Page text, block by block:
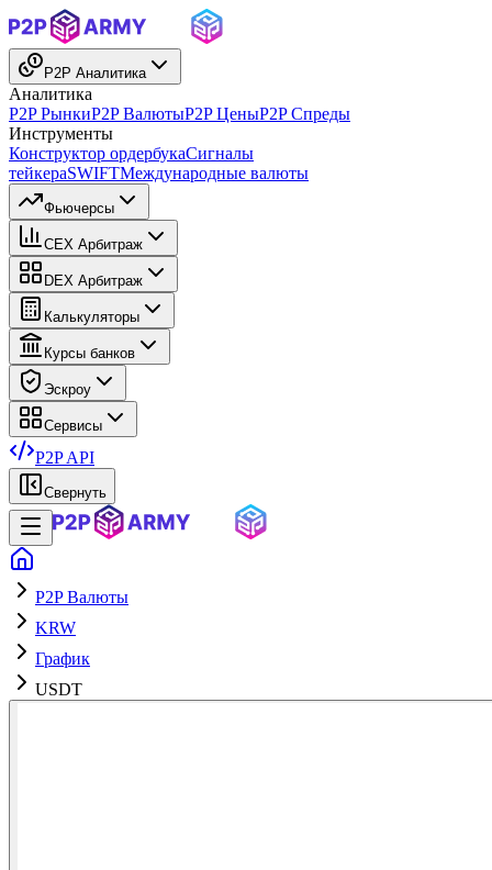
P2P Аналитика
Аналитика
P2P РынкиP2P ВалютыP2P ЦеныP2P Спреды
Инструменты
Конструктор ордербукаСигналы
тейкераSWIFTМеждународные валюты
Фьючерсы
CEX Арбитраж
DEX Арбитраж
Калькуляторы
Курсы банков
Эскроу
Сервисы
P2P API
Свернуть
P2P Валюты
KRW
График
USDT